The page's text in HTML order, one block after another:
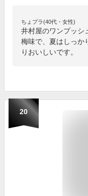
ちょプラ(40代・女性)
井村屋のワンプッシ
梅味で、夏はしっか
りおいしいです。
20